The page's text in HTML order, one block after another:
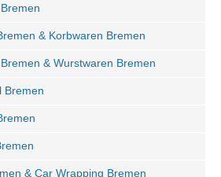
& Korbwaren Bremen
& Wurstwaren Bremen
Bremen
& Car Wrapping Bremen